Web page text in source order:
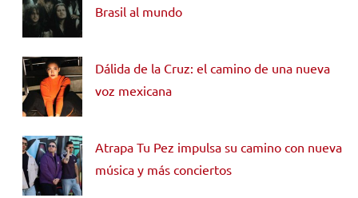
Brasil al mundo
Dálida de la Cruz: el camino de una nueva
voz mexicana
Atrapa Tu Pez impulsa su camino con nueva
música y más conciertos